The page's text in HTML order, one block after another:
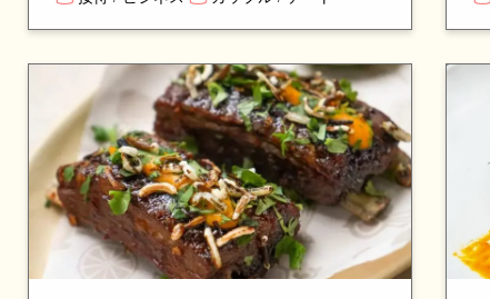
発見と楽しい食事体験を求める方に最適
です。